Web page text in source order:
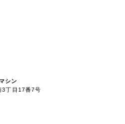
シン
丁目17番7号